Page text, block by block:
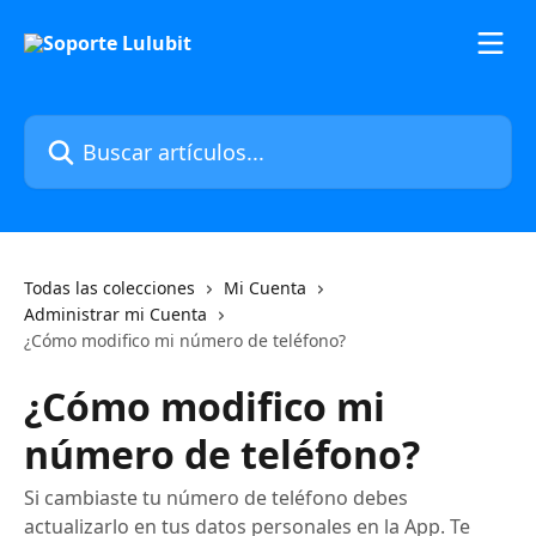
Buscar artículos...
Todas las colecciones
Mi Cuenta
Administrar mi Cuenta
¿Cómo modifico mi número de teléfono?
¿Cómo modifico mi
número de teléfono?
Si cambiaste tu número de teléfono debes
actualizarlo en tus datos personales en la App. Te